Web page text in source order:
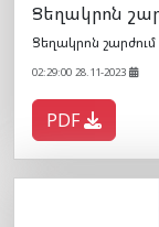
Ցեղակրոն
Ցեղակրոն
02:29:00 28.11-2023
PDF